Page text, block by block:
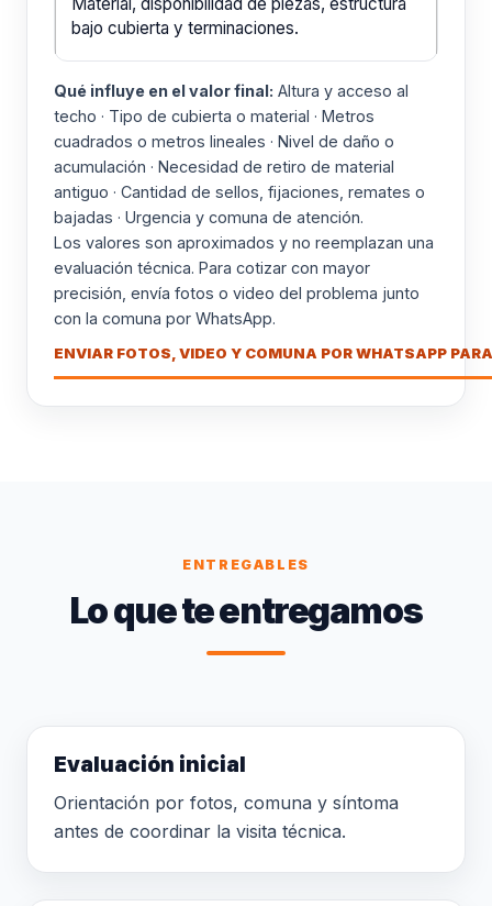
bajo cubierta y terminaciones.
Qué influye en el valor final: Altura y acceso al
techo · Tipo de cubierta o material · Metros
cuadrados o metros lineales · Nivel de daño o
acumulación · Necesidad de retiro de material
antiguo · Cantidad de sellos, fijaciones, remates o
bajadas · Urgencia y comuna de atención.
Los valores son aproximados y no reemplazan una
evaluación técnica. Para cotizar con mayor
precisión, envía fotos o video del problema junto
con la comuna por WhatsApp.
ENVIAR FOTOS, VIDEO Y COMUNA POR WHATSAPP
ENTREGABLES
Lo que te entregamos
Evaluación inicial
Orientación por fotos, comuna y síntoma
antes de coordinar la visita técnica.